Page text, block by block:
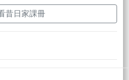
昔日家課冊